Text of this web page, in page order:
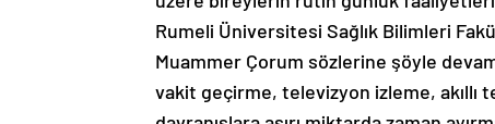
Rumeli Üniversitesi Sağlık Bilimleri
Muammer Çorum sözlerine şöyle
vakit geçirme, televizyon izleme,